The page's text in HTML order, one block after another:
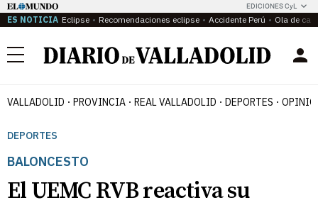
EDICIONES CyL
ES NOTICIA Eclipse Recomendaciones eclipse Accidente Perú Ola de
Menú
VALLADOLID PROVINCIA REAL VALLADOLID DEPORTES
DEPORTES
BALONCESTO
El UEMC RVB reactiva su